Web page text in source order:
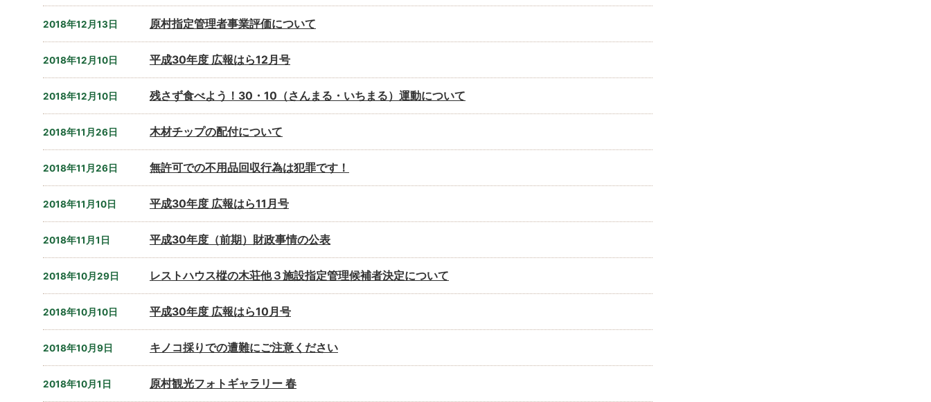
2018年12月13日 原村指定管理者事業評価について
2018年12月10日 平成30年度 広報はら12月号
2018年12月10日 残さず食べよう！30・10（さんまる・いちまる）運動について
2018年11月26日 木材チップの配付について
2018年11月26日 無許可での不用品回収行為は犯罪です！
2018年11月10日 平成30年度 広報はら11月号
2018年11月1日 平成30年度（前期）財政事情の公表
2018年10月29日 レストハウス樅の木荘他３施設指定管理候補者決定について
2018年10月10日 平成30年度 広報はら10月号
2018年10月9日 キノコ採りでの遭難にご注意ください
2018年10月1日 原村観光フォトギャラリー 春